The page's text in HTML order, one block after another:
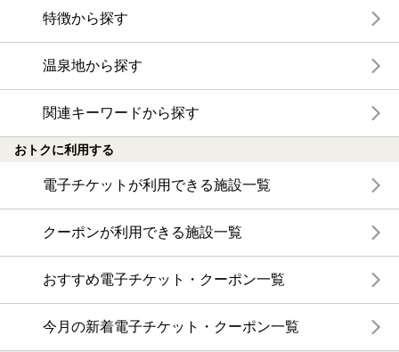
特徴から探す
温泉地から探す
関連キーワードから探す
おトクに利用する
電子チケットが利用できる施設一覧
クーポンが利用できる施設一覧
おすすめ電子チケット・クーポン一覧
今月の新着電子チケット・クーポン一覧